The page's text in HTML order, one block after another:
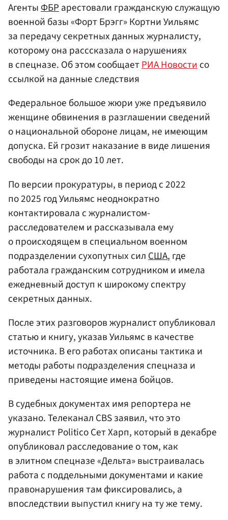
АгентыФБРарестовали гражданскую служащую
военной базы «Форт Брэгг» Кортни Уильямс
за передачу секретных данных журналисту,
которому она расссказала о нарушениях
в спецназе. Об этом сообщаетРИА Новостисо
ссылкой на данные следствия
Федеральное большое жюри уже предъявило
женщине обвинения в разглашении сведений
о национальной обороне лицам, не имеющим
допуска. Ей грозит наказание в виде лишения
свободы на срок до 10 лет.
По версии прокуратуры, в период с 2022
по 2025 год Уильямс неоднократно
контактировала с журналистом-
расследователем и рассказывала ему
о происходящем в специальном военном
подразделении сухопутных сил США, где
работала гражданским сотрудником и имела
ежедневный доступ к широкому спектру
секретных данных.
После этих разговоров журналист опубликовал
статью и книгу, указав Уильямс в качестве
источника. В его работах описаны тактика и
методы работы подразделения спецназа и
приведены настоящие имена бойцов.
В судебных документах имя репортера не
указано. Телеканал CBS заявил, что это
журналист Politico Сет Харп, который в декабре
опубликовал расследование о том, как
в элитном спецназе «Дельта» выстраивалась
работа с поддельными документами и какие
правонарушения там фиксировались, а
впоследствии выпустил книгу на ту же тему.